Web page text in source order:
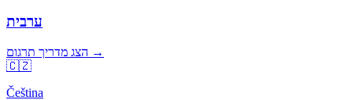
ערבית
הצג מדריך תרגום →
🇨🇿
Čeština